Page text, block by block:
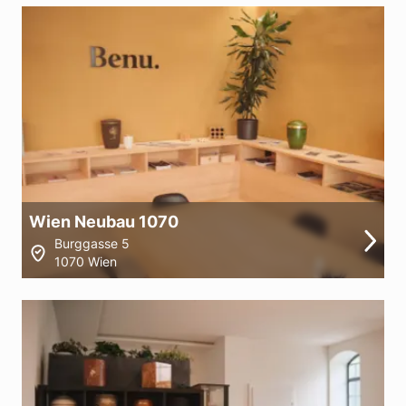
Wien Neubau 1070
Burggasse 5
1070 Wien